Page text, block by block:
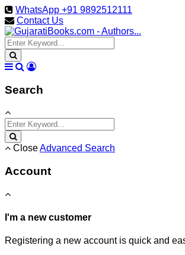
WhatsApp +91 9892512111
Contact Us
Search
CloseAdvanced Search
Account
I'm a new customer
Registering a new account is quick and